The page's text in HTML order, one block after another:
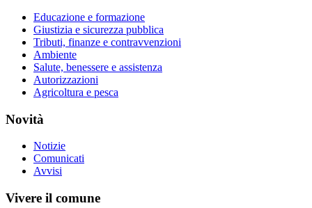
Educazione e formazione
Giustizia e sicurezza pubblica
Tributi, finanze e contravvenzioni
Ambiente
Salute, benessere e assistenza
Autorizzazioni
Agricoltura e pesca
Novità
Notizie
Comunicati
Avvisi
Vivere il comune